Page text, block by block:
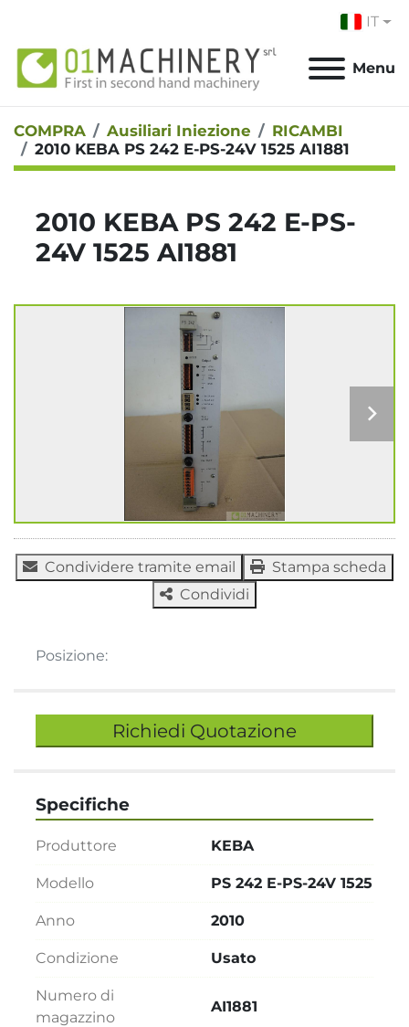
IT
Menu
COMPRA Ausiliari Iniezione
RICAMBI
2010 KEBA PS 242 E-PS-24V 1525 AI1881
2010 KEBA PS 242 E-PS-
24V 1525 AI1881
Condividere tramite email
Stampa scheda
Condividi
Posizione:
Richiedi Quotazione
Specifiche
Produttore KEBA
Modello PS 242 E-PS-24V 1525
Anno 2010
Condizione Usato
Numero di
magazzino
AI1881